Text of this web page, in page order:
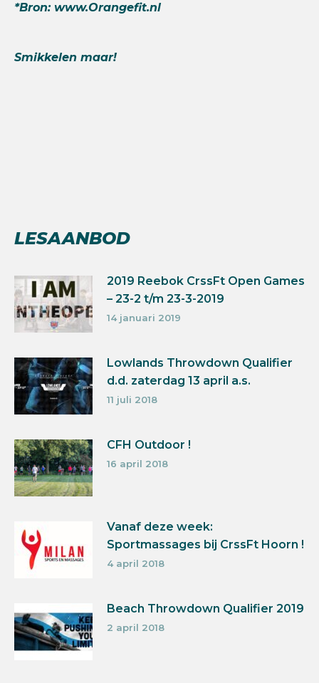
*Bron: www.Orangefit.nl
Smikkelen maar!
LESAANBOD
2019 Reebok CrssFt Open Games
– 23-2 t/m 23-3-2019
14 januari 2019
Lowlands Throwdown Qualifier
d.d. zaterdag 13 april a.s.
11 juli 2018
CFH Outdoor !
16 april 2018
Vanaf deze week:
Sportmassages bij CrssFt Hoorn !
4 april 2018
Beach Throwdown Qualifier 2019
2 april 2018